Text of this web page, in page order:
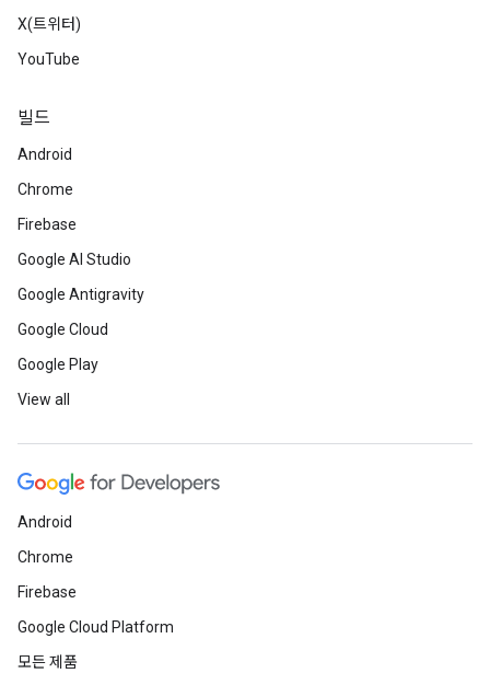
X(트위터)
YouTube
빌드
Android
Chrome
Firebase
Google AI Studio
Google Antigravity
Google Cloud
Google Play
View all
Android
Chrome
Firebase
Google Cloud Platform
모든 제품